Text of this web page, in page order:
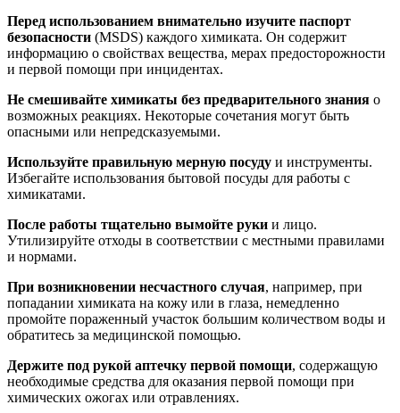
Перед использованием внимательно изучите паспорт
безопасности (MSDS) каждого химиката. Он содержит
информацию о свойствах вещества, мерах предосторожности
и первой помощи при инцидентах.
Не смешивайте химикаты без предварительного знания о
возможных реакциях. Некоторые сочетания могут быть
опасными или непредсказуемыми.
Используйте правильную мерную посуду и инструменты.
Избегайте использования бытовой посуды для работы с
химикатами.
После работы тщательно вымойте руки и лицо.
Утилизируйте отходы в соответствии с местными правилами
и нормами.
При возникновении несчастного случая, например, при
попадании химиката на кожу или в глаза, немедленно
промойте пораженный участок большим количеством воды и
обратитесь за медицинской помощью.
Держите под рукой аптечку первой помощи, содержащую
необходимые средства для оказания первой помощи при
химических ожогах или отравлениях.